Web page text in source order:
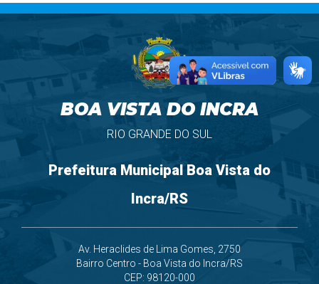
BOA VISTA DO INCRA
RIO GRANDE DO SUL
Prefeitura Municipal Boa Vista do
Incra/RS
Av. Heraclides de Lima Gomes, 2750
Bairro Centro - Boa Vista do Incra/RS
CEP: 98120-000